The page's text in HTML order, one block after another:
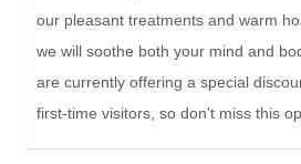
our pleasant treatments and warm
we will soothe both your mind and
are currently offering a special
first-time visitors, so don't miss this